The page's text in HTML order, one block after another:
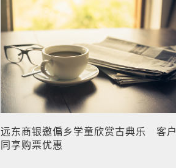
远东商银邀偏乡学童欣赏古典乐 客户
同享购票优惠